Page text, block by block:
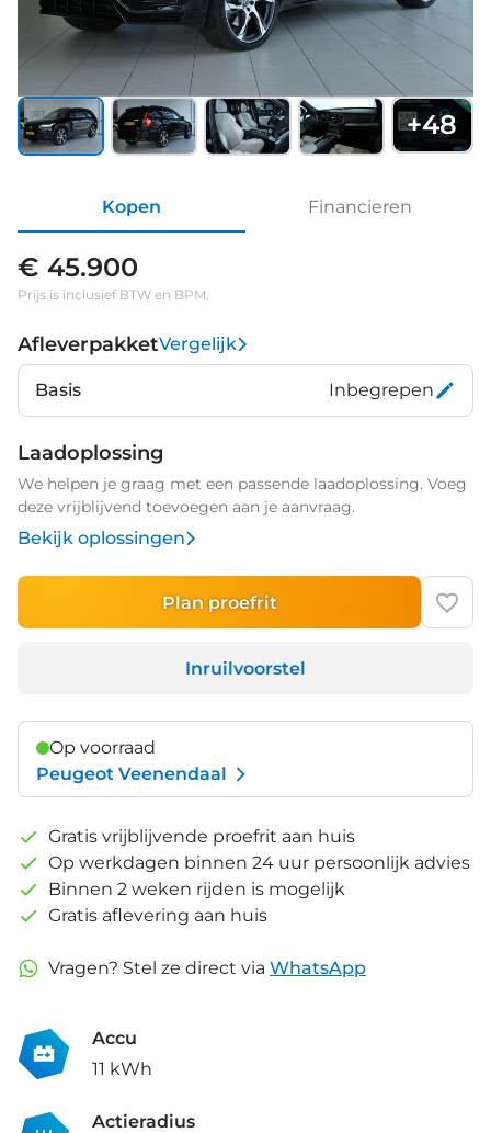
+48
Kopen Financieren
€ 45.900
Prijs is inclusief BTW en BPM.
AfleverpakketVergelijk
Basis Inbegrepen
Laadoplossing
We helpen je graag met een passende laadoplossing. Voeg
deze vrijblijvend toevoegen aan je aanvraag.
Bekijk oplossingen
Plan proefrit
Inruilvoorstel
Op voorraad
Peugeot Veenendaal
Gratis vrijblijvende proefrit aan huis
Op werkdagen binnen 24 uur persoonlijk advies
Binnen 2 weken rijden is mogelijk
Gratis aflevering aan huis
Vragen? Stel ze direct via WhatsApp
Accu
11 kWh
Actieradius